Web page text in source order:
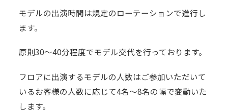
モデルの出演時間は規定のローテーションで進行し
ます。
原則30～40分程度でモデル交代を行っております。
フロアに出演するモデルの人数はご参加いただいて
いるお客様の人数に応じて4名～8名の幅で変動いた
します。